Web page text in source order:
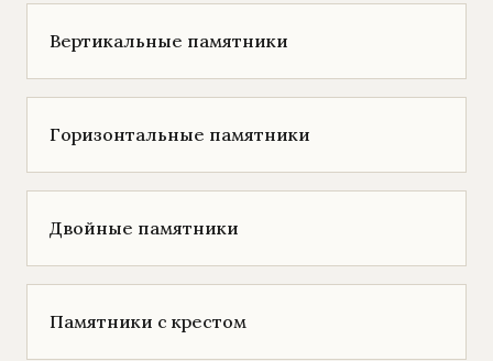
Вертикальные памятники
Горизонтальные памятники
Двойные памятники
Памятники с крестом